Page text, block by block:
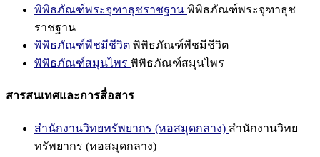
พิพิธภัณฑ์พระจุฑาธุชราชฐาน พิพิธภัณฑ์พระจุฑาธุช
ราชฐาน
พิพิธภัณฑ์พืชมีชีวิต พิพิธภัณฑ์พืชมีชีวิต
พิพิธภัณฑ์สมุนไพร พิพิธภัณฑ์สมุนไพร
สารสนเทศและการสื่อสาร
สำนักงานวิทยทรัพยากร (หอสมุดกลาง) สำนักงานวิทย
ทรัพยากร (หอสมุดกลาง)